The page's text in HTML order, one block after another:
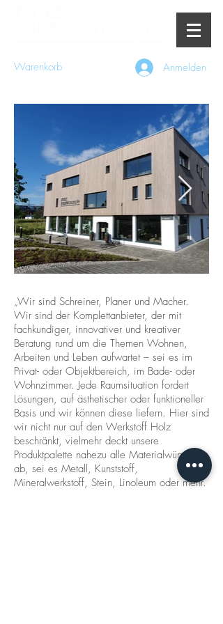
Warenkorb Anmelden
„Wir sind Schreiner, Planer und Macher.
Wir sind der Komplettanbieter, der mit
fachkundiger, innovativer und kreativer
Beratung rund um die Themen Wohnen,
Arbeiten und Leben aufwartet – sei es im
Privat- oder Objektbereich, im Bade- oder
Wohnzimmer. Jede Raumsituation fordert
Lösungen, auf ästhetischer oder funktioneller
Basis und wir können diese liefern. Hier sind
wir nicht nur auf den Werkstoff Holz
beschränkt, vielmehr deckt unsere
Produktpalette nahezu alle Materialwünsche
ab, sei es Metall, Kunststoff,
Mineralwerkstoff, Stein, Linoleum oder mehr.